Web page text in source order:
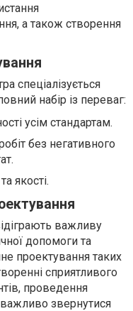
а також створення
спеціалізується
набір із переваг:
усім стандартам.
без негативного
якості.
важливу
допомоги та
проектування таких
сприятливого
проведення
звернутися